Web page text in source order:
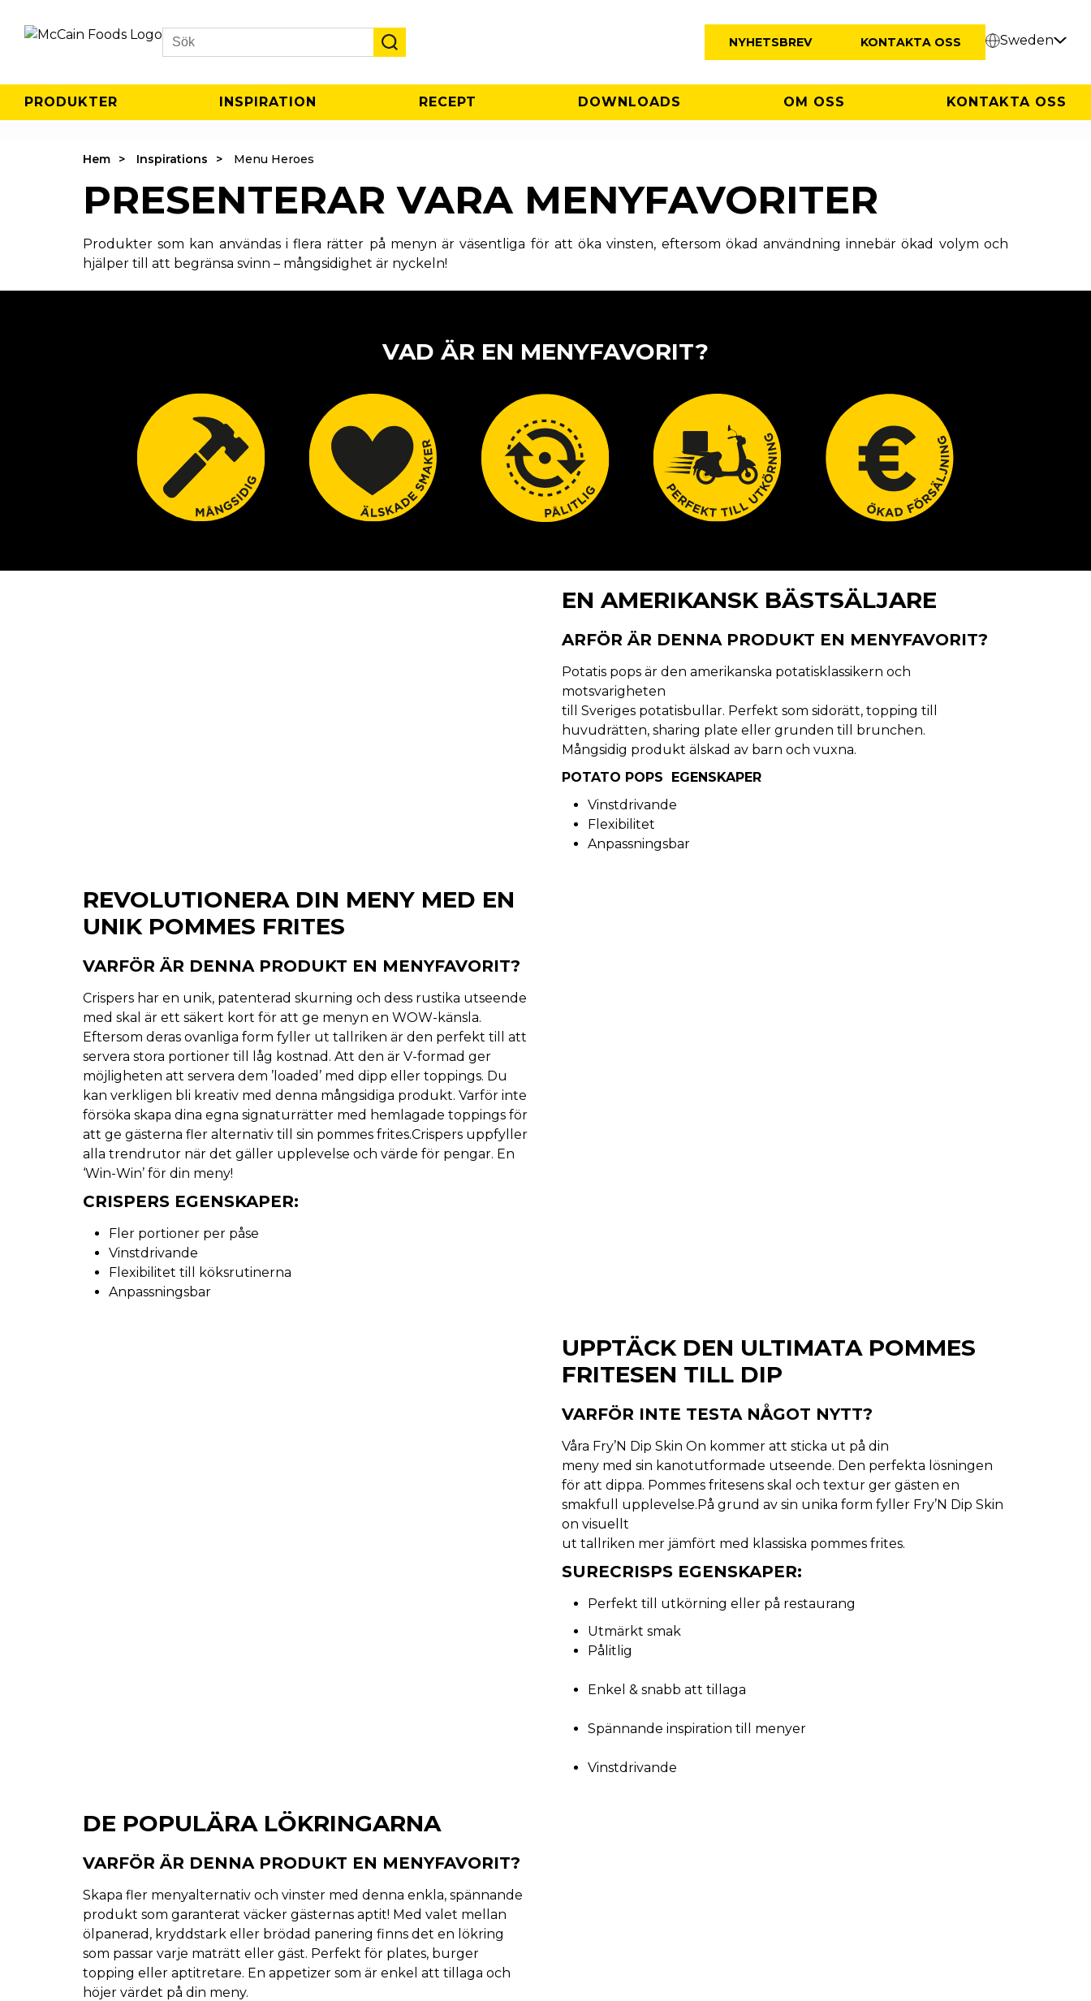
Search
NYHETSBREV KONTAKTA OSS Sweden
PRODUKTER INSPIRATION RECEPT DOWNLOADS OM OSS KONTAKTA OSS
Hem Inspirations Menu Heroes
PRESENTERAR VARA MENYFAVORITER
Produkter som kan användas i flera rätter på menyn är väsentliga för att öka vinsten, eftersom ökad användning innebär ökad volym och
hjälper till att begränsa svinn – mångsidighet är nyckeln!
VAD ÄR EN MENYFAVORIT?
EN AMERIKANSK BÄSTSÄLJARE
ARFÖR ÄR DENNA PRODUKT EN MENYFAVORIT?
Potatis pops är den amerikanska potatisklassikern och
motsvarigheten
till Sveriges potatisbullar. Perfekt som sidorätt, topping till
huvudrätten, sharing plate eller grunden till brunchen.
Mångsidig produkt älskad av barn och vuxna.
POTATO POPS EGENSKAPER
Vinstdrivande
Flexibilitet
Anpassningsbar
REVOLUTIONERA DIN MENY MED EN
UNIK POMMES FRITES
VARFÖR ÄR DENNA PRODUKT EN MENYFAVORIT?
Crispers har en unik, patenterad skurning och dess rustika utseende
med skal är ett säkert kort för att ge menyn en WOW-känsla.
Eftersom deras ovanliga form fyller ut tallriken är den perfekt till att
servera stora portioner till låg kostnad. Att den är V-formad ger
möjligheten att servera dem ’loaded’ med dipp eller toppings. Du
kan verkligen bli kreativ med denna mångsidiga produkt. Varför inte
försöka skapa dina egna signaturrätter med hemlagade toppings för
att ge gästerna fler alternativ till sin pommes frites.Crispers uppfyller
alla trendrutor när det gäller upplevelse och värde för pengar. En
‘Win-Win’ för din meny!
CRISPERS EGENSKAPER:
Fler portioner per påse
Vinstdrivande
Flexibilitet till köksrutinerna
Anpassningsbar
UPPTÄCK DEN ULTIMATA POMMES
FRITESEN TILL DIP
VARFÖR INTE TESTA NÅGOT NYTT?
Våra Fry’N Dip Skin On kommer att sticka ut på din
meny med sin kanotutformade utseende. Den perfekta lösningen
för att dippa. Pommes fritesens skal och textur ger gästen en
smakfull upplevelse.På grund av sin unika form fyller Fry’N Dip Skin
on visuellt
ut tallriken mer jämfört med klassiska pommes frites.
SURECRISPS EGENSKAPER:
Perfekt till utkörning eller på restaurang
Utmärkt smak
Pålitlig
Enkel & snabb att tillaga
Spännande inspiration till menyer
Vinstdrivande
DE POPULÄRA LÖKRINGARNA
VARFÖR ÄR DENNA PRODUKT EN MENYFAVORIT?
Skapa fler menyalternativ och vinster med denna enkla, spännande
produkt som garanterat väcker gästernas aptit! Med valet mellan
ölpanerad, kryddstark eller brödad panering finns det en lökring
som passar varje maträtt eller gäst. Perfekt för plates, burger
topping eller aptitretare. En appetizer som är enkel att tillaga och
höjer värdet på din meny.